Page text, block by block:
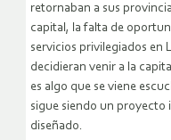
retornaban a sus
capital, la falta de
servicios privilegiados en
decidieran venir a la
es algo que se viene
sigue siendo un proyecto
diseñado.